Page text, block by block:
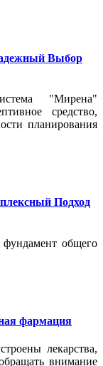
Выбор
"Мирена"
средство,
планирования
Подход
общего
фармация
лекарства,
внимание